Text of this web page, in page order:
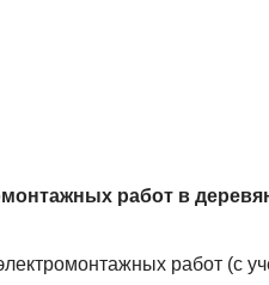
работ в
работ (с